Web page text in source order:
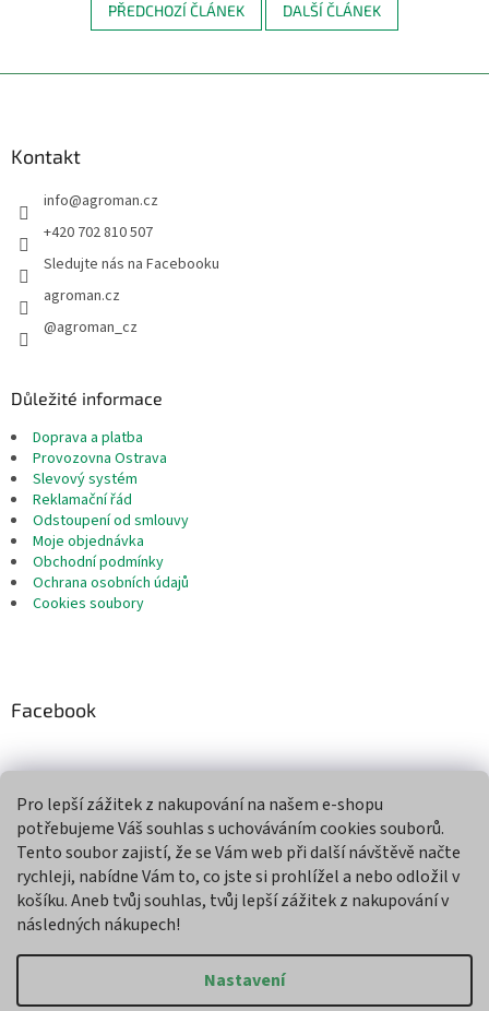
Pro lepší zážitek z nakupování na našem e-shopu
potřebujeme Váš souhlas s uchováváním cookies souborů.
Tento soubor zajistí, že se Vám web při další návštěvě načte
rychleji, nabídne Vám to, co jste si prohlížel a nebo odložil v
košíku. Aneb tvůj souhlas, tvůj lepší zážitek z nakupování v
následných nákupech!
Nastavení
PŘEDCHOZÍ ČLÁNEK DALŠÍ ČLÁNEK
Kontakt
info@agroman.cz
+420 702 810 507
Sledujte nás na Facebooku
agroman.cz
@agroman_cz
Důležité informace
Doprava a platba
Provozovna Ostrava
Slevový systém
Reklamační řád
Odstoupení od smlouvy
Moje objednávka
Obchodní podmínky
Ochrana osobních údajů
Cookies soubory
Facebook
Přijímáme online platby